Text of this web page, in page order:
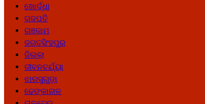
ଖୋର୍ଦ୍ଧା
ଗଜପତି
ଗଞ୍ଜାମ
ଜଗତସିଂହପୁର
ଜିଲ୍ଲା
ଜୀବନଚର୍ଯ୍ୟା
ଝାରସୁଗୁଡ଼ା
ଢେଙ୍କାନାଳ